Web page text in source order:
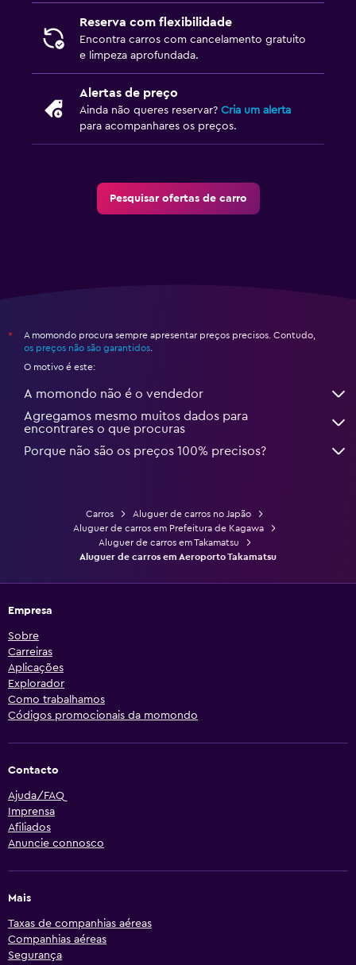
Reserva com flexibilidade
Encontra carros com cancelamento gratuito
e limpeza aprofundada.
Alertas de preço
Ainda não queres reservar? Cria um alerta
para acompanhares os preços.
Pesquisar ofertas de carro
*
A momondo procura sempre apresentar preços precisos. Contudo,
os preços não são garantidos.
O motivo é este:
A momondo não é o vendedor
Agregamos mesmo muitos dados para
encontrares o que procuras
Porque não são os preços 100% precisos?
Carros
Aluguer de carros no Japão
Aluguer de carros em Prefeitura de Kagawa
Aluguer de carros em Takamatsu
Aluguer de carros em Aeroporto Takamatsu
Empresa
Sobre
Carreiras
Aplicações
Explorador
Como trabalhamos
Códigos promocionais da momondo
Contacto
Ajuda/FAQ
Imprensa
Afiliados
Anuncie connosco
Mais
Taxas de companhias aéreas
Companhias aéreas
Segurança